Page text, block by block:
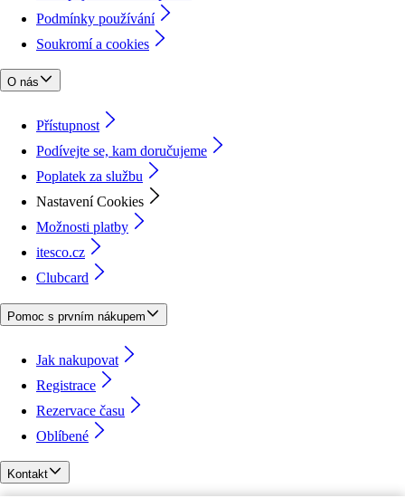
Podmínky používání
Soukromí a cookies
O nás
Přístupnost
Podívejte se, kam doručujeme
Poplatek za službu
Nastavení Cookies
Možnosti platby
itesco.cz
Clubcard
Pomoc s prvním nákupem
Jak nakupovat
Registrace
Rezervace času
Oblíbené
Kontakt